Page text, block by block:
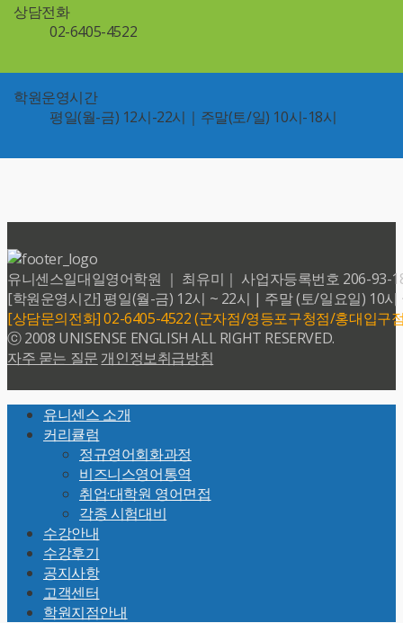
상담전화
02-6405-4522
학원운영시간
평일(월-금) 12시-22시｜주말(토/일) 10시-18시
유니센스일대일영어학원 ｜ 최유미｜ 사업자등록번호 206-93-
[학원운영시간] 평일(월-금) 12시 ~ 22시 | 주말 (토/일요일) 10시
[상담문의전화] 02-6405-4522 (군자점/영등포구청점/홍대입구
ⓒ 2008 UNISENSE ENGLISH ALL RIGHT RESERVED.
자주 묻는 질문 개인정보취급방침
Top
유니센스 소개
커리큘럼
정규영어회화과정
비즈니스영어통역
취업·대학원 영어면접
각종 시험대비
수강안내
수강후기
공지사항
고객센터
학원지점안내